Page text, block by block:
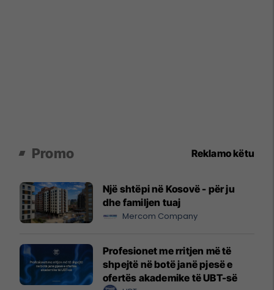
Promo Reklamo këtu
Një shtëpi në Kosovë - për ju
dhe familjen tuaj
Mercom Company
Profesionet me rritjen më të
shpejtë në botë janë pjesë e
ofertës akademike të UBT-së